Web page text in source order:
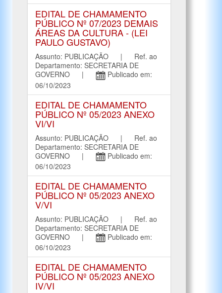
EDITAL DE CHAMAMENTO
PÚBLICO Nº 07/2023 DEMAIS
ÁREAS DA CULTURA - (LEI
PAULO GUSTAVO)
Assunto: PUBLICAÇÃO | Ref. ao
Departamento: SECRETARIA DE
GOVERNO |
Publicado em:
06/10/2023
EDITAL DE CHAMAMENTO
PÚBLICO Nº 05/2023 ANEXO
VI/VI
Assunto: PUBLICAÇÃO | Ref. ao
Departamento: SECRETARIA DE
GOVERNO |
Publicado em:
06/10/2023
EDITAL DE CHAMAMENTO
PÚBLICO Nº 05/2023 ANEXO
V/VI
Assunto: PUBLICAÇÃO | Ref. ao
Departamento: SECRETARIA DE
GOVERNO |
Publicado em:
06/10/2023
EDITAL DE CHAMAMENTO
PÚBLICO Nº 05/2023 ANEXO
IV/VI